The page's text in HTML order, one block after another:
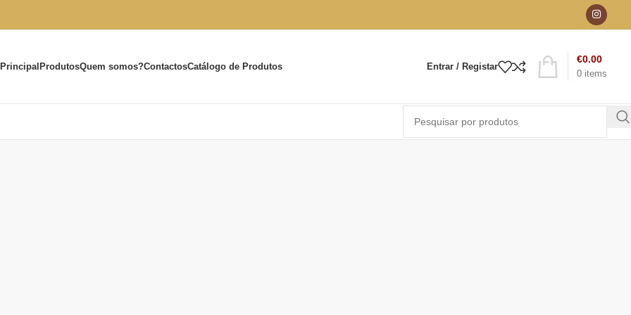
ProdutosQuem somos?ContactosCatálogo de Produtos Entrar / Registar
0 items
€0.00